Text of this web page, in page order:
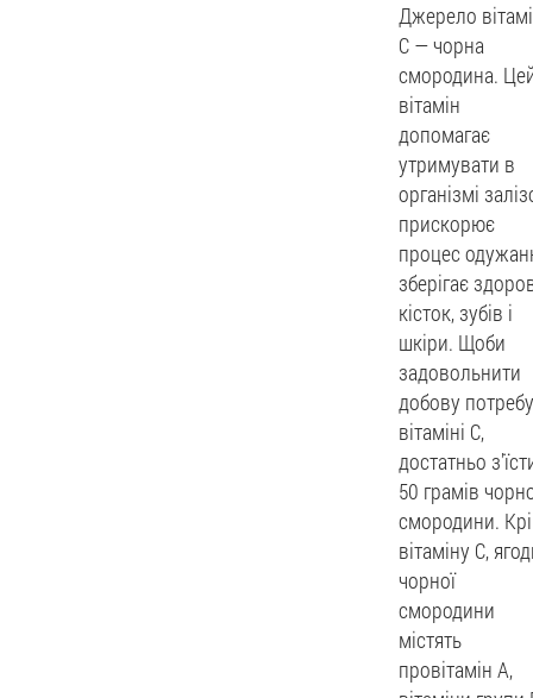
Джерело
С — чорна
смородина.
вітамін
допомагає
утримувати в
організмі
прискорює
процес
зберігає
кісток, зубів і
шкіри. Щоби
задовольнити
добову
вітаміні С,
достатньо
50 грамів
смородини.
вітаміну С,
чорної
смородини
містять
провітамін А,